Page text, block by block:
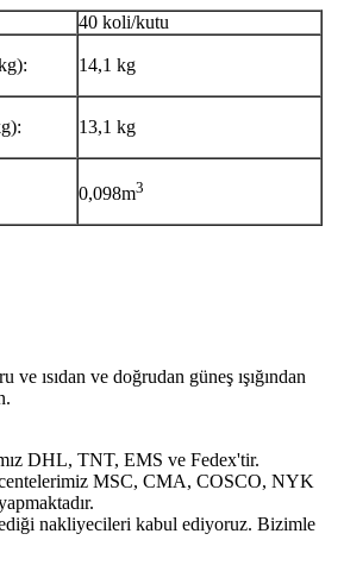
40 koli/kutu
14,1 kg
13,1 kg
0,098m3
ve ısıdan ve doğrudan güneş ışığından
DHL, TNT, EMS ve Fedex'tir.
MSC, CMA, COSCO, NYK
nakliyecileri kabul ediyoruz. Bizimle